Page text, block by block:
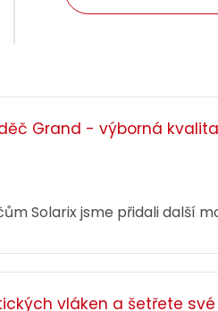
Grand - výborná
Solarix jsme přidali další
vláken a šetřete